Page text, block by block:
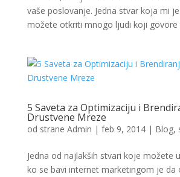
vaše poslovanje. Jedna stvar koja mi
možete otkriti mnogo ljudi koji govore
5 Saveta za Optimizaciju i
Drustvene Mreze
od strane Admin | feb 9, 2014| Blog,
Jedna od najlakših stvari koje možete
ko se bavi internet marketingom je da